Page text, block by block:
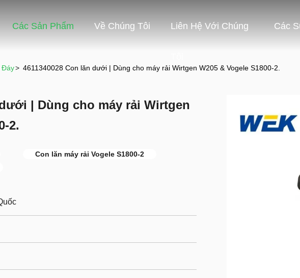
Các Sản Phẩm Về Chúng Tôi Liên Hệ Với Chúng Các
Đáy> 4611340028 Con lăn dưới | Dùng cho máy rải Wirtgen W205 & Vogele S1800-2.
| Dùng cho máy rải Wirtgen
2.
Con lăn máy rải Vogele S1800-2